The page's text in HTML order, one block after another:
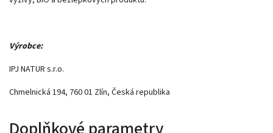
Výrobce:
IPJ NATUR s.r.o.
Chmelnická 194, 760 01 Zlín, Česká republika